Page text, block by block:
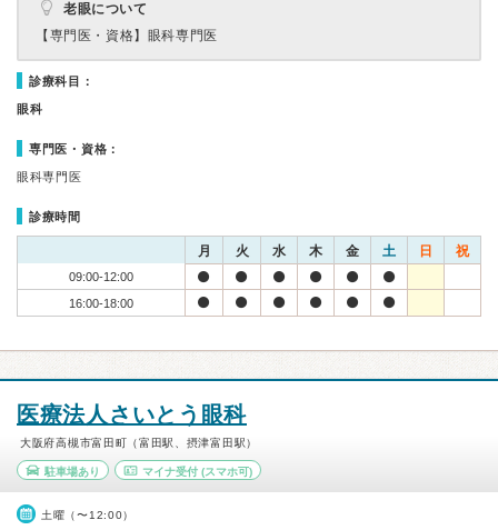
老眼について
【専門医・資格】 眼科専門医
診療科目：
眼科
専門医・資格：
眼科専門医
診療時間
月 火 水 木 金 土 日 祝
09:00-12:00
16:00-18:00
医療法人さいとう眼科
大阪府高槻市富田町（富田駅、摂津富田駅）
駐車場あり マイナ受付(スマホ可)
土曜（〜12:00）